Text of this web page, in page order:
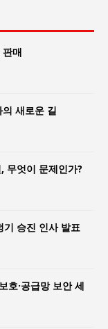
매
새로운 길
무엇이 문제인가?
기 승진 인사 발표
호·공급망 보안 세